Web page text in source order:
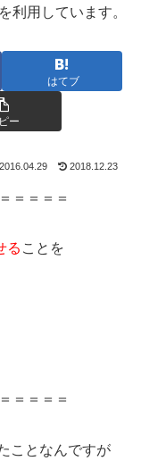
利用しています。
はてブ
ー
2016.04.29 2018.12.23
＝＝＝＝
る ことを
＝＝＝＝
ことなんですが